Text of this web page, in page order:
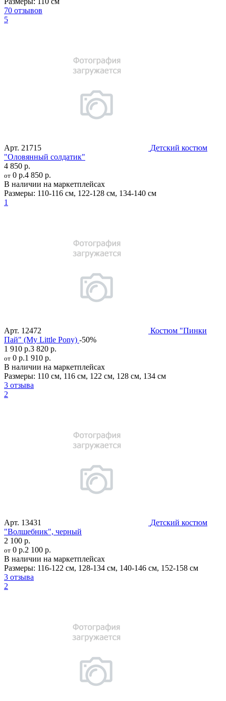
70 отзывов
5
Арт. 21715
Детский костюм
"Оловянный солдатик"
4 850 р.
от 0 р.4 850 р.
В наличии на маркетплейсах
Размеры: 110-116 см, 122-128 см, 134-140 см
1
Арт. 12472
Костюм "Пинки
Пай" (My Little Pony) -50%
1 910 р.3 820 р.
от 0 р.1 910 р.
В наличии на маркетплейсах
Размеры: 110 см, 116 см, 122 см, 128 см, 134 см
3 отзыва
2
Арт. 13431
Детский костюм
"Волшебник", черный
2 100 р.
от 0 р.2 100 р.
В наличии на маркетплейсах
Размеры: 116-122 см, 128-134 см, 140-146 см, 152-158 см
3 отзыва
2